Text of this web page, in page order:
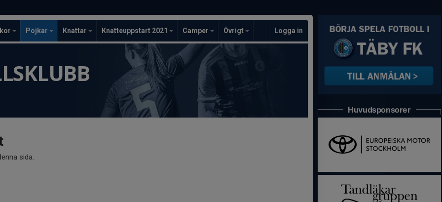
Pojkar Knattar Knatteuppstart 2021 Camper Övrigt Logga in
sida.
Huvudsponsorer